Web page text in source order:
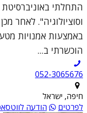
התחלתי באוניברסיטת
וסוציולוגיה". לאחר
באמצעות אמנויות
הוכשרתי ב...
052-3065676
חיפה, ישראל
לפרטים
הודעה